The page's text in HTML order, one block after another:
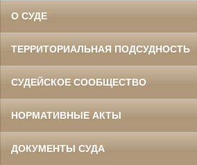
О СУДЕ
ТЕРРИТОРИАЛЬНАЯ ПОДСУДНОСТЬ
СУДЕЙСКОЕ СООБЩЕСТВО
НОРМАТИВНЫЕ АКТЫ
ДОКУМЕНТЫ СУДА